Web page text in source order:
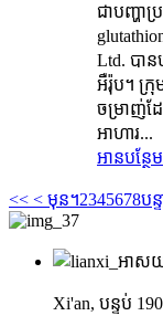
ជាបញ្ហ
Ltd. បានប
អឺរ៉ុប។ ក្
ចម្រាញ់ដ
អាហារ...
អានបន្ថែម
<< < មុន។2345678បន្
Xi'an, បន្ទប់